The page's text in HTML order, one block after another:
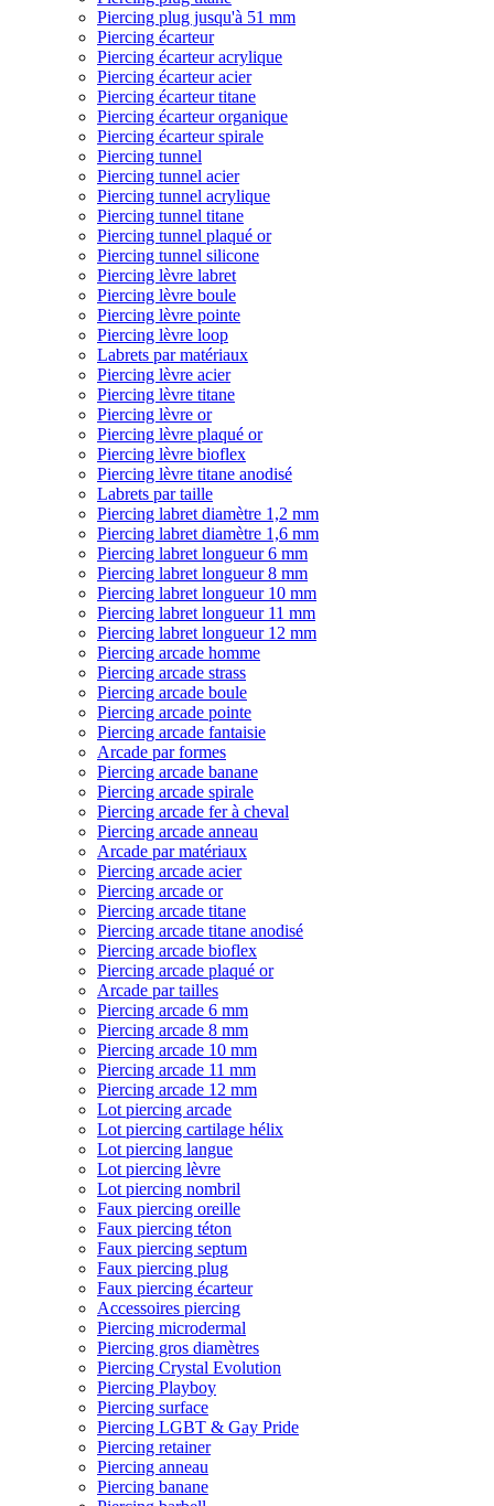
Piercing plug jusqu'à 51 mm
Piercing écarteur
Piercing écarteur acrylique
Piercing écarteur acier
Piercing écarteur titane
Piercing écarteur organique
Piercing écarteur spirale
Piercing tunnel
Piercing tunnel acier
Piercing tunnel acrylique
Piercing tunnel titane
Piercing tunnel plaqué or
Piercing tunnel silicone
Piercing lèvre labret
Piercing lèvre boule
Piercing lèvre pointe
Piercing lèvre loop
Labrets par matériaux
Piercing lèvre acier
Piercing lèvre titane
Piercing lèvre or
Piercing lèvre plaqué or
Piercing lèvre bioflex
Piercing lèvre titane anodisé
Labrets par taille
Piercing labret diamètre 1,2 mm
Piercing labret diamètre 1,6 mm
Piercing labret longueur 6 mm
Piercing labret longueur 8 mm
Piercing labret longueur 10 mm
Piercing labret longueur 11 mm
Piercing labret longueur 12 mm
Piercing arcade homme
Piercing arcade strass
Piercing arcade boule
Piercing arcade pointe
Piercing arcade fantaisie
Arcade par formes
Piercing arcade banane
Piercing arcade spirale
Piercing arcade fer à cheval
Piercing arcade anneau
Arcade par matériaux
Piercing arcade acier
Piercing arcade or
Piercing arcade titane
Piercing arcade titane anodisé
Piercing arcade bioflex
Piercing arcade plaqué or
Arcade par tailles
Piercing arcade 6 mm
Piercing arcade 8 mm
Piercing arcade 10 mm
Piercing arcade 11 mm
Piercing arcade 12 mm
Lot piercing arcade
Lot piercing cartilage hélix
Lot piercing langue
Lot piercing lèvre
Lot piercing nombril
Faux piercing oreille
Faux piercing téton
Faux piercing septum
Faux piercing plug
Faux piercing écarteur
Accessoires piercing
Piercing microdermal
Piercing gros diamètres
Piercing Crystal Evolution
Piercing Playboy
Piercing surface
Piercing LGBT & Gay Pride
Piercing retainer
Piercing anneau
Piercing banane